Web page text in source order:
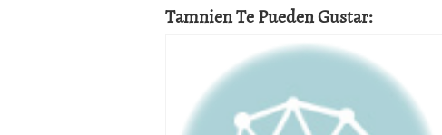
Tamnien Te Pueden Gustar: